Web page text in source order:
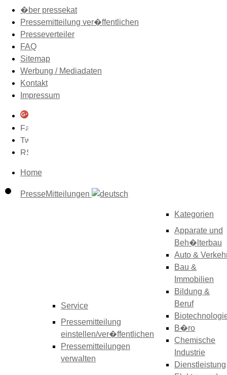
�ber pressekat
Pressemitteilung ver�ffentlichen
Presseverteiler
FAQ
Sitemap
Werbung / Mediadaten
Kontakt
Impressum
Home
PresseMitteilungen
Service
Pressemitteilung
einstellen/ver�ffentlichen
Pressemitteilungen
verwalten
Kategorien
Apparate und
Beh�lterbau
Auto &
Bau &
Immobilien
Bildung &
Beruf
B�ro
Chemische
Industrie
Dienstleistung